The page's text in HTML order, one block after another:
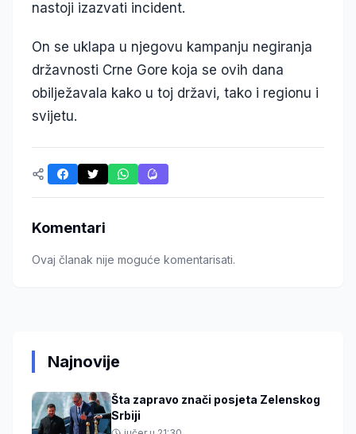
nastoji izazvati incident.
On se uklapa u njegovu kampanju negiranja
državnosti Crne Gore koja se ovih dana
obilježavala kako u toj državi, tako i regionu i
svijetu.
Komentari
Ovaj članak nije moguće komentarisati.
Najnovije
Šta zapravo znači posjeta Zelenskog
Srbiji